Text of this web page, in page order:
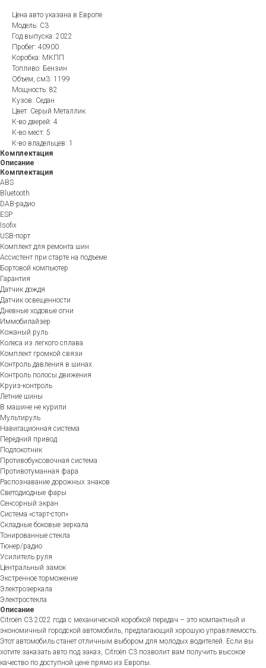
Цена авто указана в Европе
Модель: C3
Год выпуска: 2022
Пробег: 40900
Коробка: МКПП
Топливо: Бензин
Объем, см3: 1199
Мощность: 82
Кузов: Седан
Цвет: Серый Металлик
К-во дверей: 4
К-во мест: 5
К-во владельцев: 1
Комплектация
Описание
Комплектация
ABS
Bluetooth
DAB-радио
ESP
Isofix
USB-порт
Комплект для ремонта шин
Ассистент при старте на подъеме
Бортовой компьютер
Гарантия
Датчик дождя
Датчик освещенности
Дневные ходовые огни
Иммобилайзер
Кожаный руль
Колеса из легкого сплава
Комплект громкой связи
Контроль давления в шинах
Контроль полосы движения
Круиз-контроль
Летние шины
В машине не курили
Мультируль
Навигационная система
Передний привод
Подлокотник
Противобуксовочная система
Противотуманная фара
Распознавание дорожных знаков
Светодиодные фары
Сенсорный экран
Система «старт-стоп»
Складные боковые зеркала
Тонированные стекла
Тюнер/радио
Усилитель руля
Центральный замок
Экстренное торможение
Электрозеркала
Электростекла
Описание
Citroën C3 2022 года с механической коробкой передач – это компактный и
экономичный городской автомобиль, предлагающий хорошую управляемость.
Этот автомобиль станет отличным выбором для молодых водителей. Если вы
хотите заказать авто под заказ, Citroën C3 позволит вам получить высокое
качество по доступной цене прямо из Европы.